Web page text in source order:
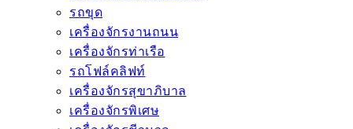
รถขุด
เครื่องจักรงานถนน
เครื่องจักรท่าเรือ
รถโฟล์คลิฟท์
เครื่องจักรสุขาภิบาล
เครื่องจักรพิเศษ